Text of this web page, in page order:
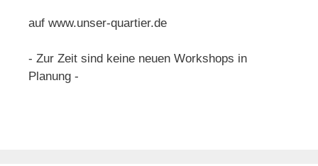
auf www.unser-quartier.de
- Zur Zeit sind keine neuen Workshops in
Planung -